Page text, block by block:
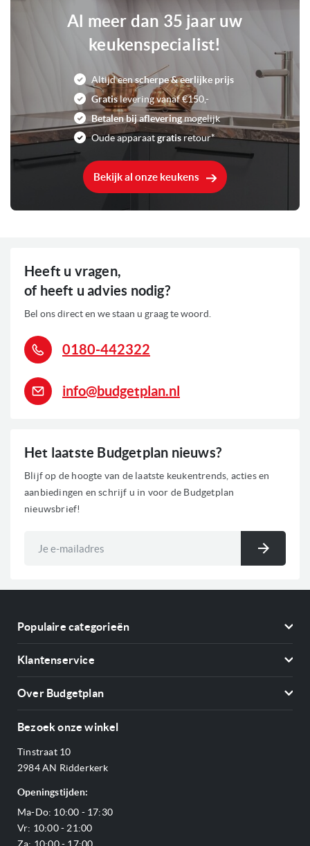
Al meer dan 35 jaar uw
keukenspecialist!
Altijd eenscherpe & eerlijke prijs
Gratislevering vanaf €150,-
Betalen bij afleveringmogelijk
Oude apparaatgratisretour*
Bekijk al onze keukens
Het laatste Budgetplan nieuws?
Blijf op de hoogte van de laatste keukentrends, acties en
aanbiedingen en schrijf u in voor de Budgetplan
nieuwsbrief!
Heeft u vragen,
of heeft u advies nodig?
Bel ons direct en we staan u graag te woord.
0180-442322
info@budgetplan.nl
Populaire categorieën
Kookplaten
Afzuigkappen
Ovens
Stoomovens
Magnetrons
Vaatwassers
Complete keukens
Outlet
Klantenservice
Betalen
Veelgestelde vragen
Service & garantie
Sitemap
Over Budgetplan
Adres & Route
Reviews Budgetplan
Blog
Bezoek onze winkel
Tinstraat 10
2984 AN Ridderkerk
Openingstijden:
Ma-Do: 10:00 - 17:30
Vr: 10:00 - 21:00